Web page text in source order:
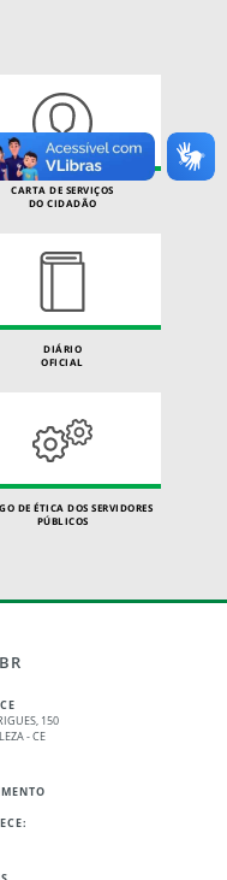
CARTA DE SERVIÇOS
DO CIDADÃO
DIÁRIO
OFICIAL
DE ÉTICA DOS SERVIDORES
PÚBLICOS
150
- CE